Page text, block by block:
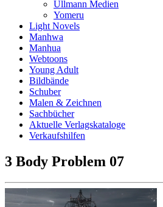
Ullmann Medien
Yomeru
Light Novels
Manhwa
Manhua
Webtoons
Young Adult
Bildbände
Schuber
Malen & Zeichnen
Sachbücher
Aktuelle Verlagskataloge
Verkaufshilfen
3 Body Problem 07